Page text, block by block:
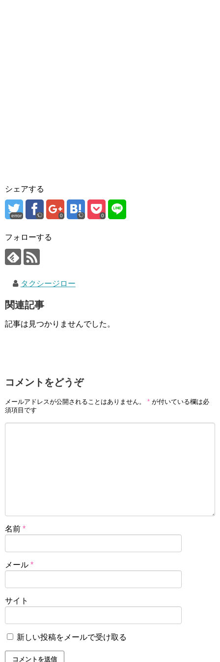
シェアする
error 0 0
フォローする
タクシージロー
関連記事
記事は見つかりませんでした。
コメントをどうぞ
メールアドレスが公開されることはありません。 * が付いている欄は必
須項目です
名前 *
メール *
サイト
新しい投稿をメールで受け取る